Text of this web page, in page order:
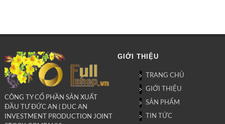
CÔNG TY CỔ PHẦN SẢN XUẤT
ĐẦU TƯ ĐỨC AN ( DUC AN
INVESTMENT PRODUCTION JOINT
GIỚI THIỆU
TRANG CHỦ
GIỚI THIỆU
SẢN PHẨM
TIN TỨC